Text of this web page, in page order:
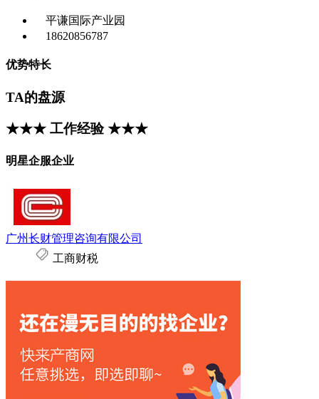
平谦国际产业园
18620856787
优势特长
TA的盘源
★★★ 工作经验 ★★★
明星企服企业
广州长财管理咨询有限公司
工商财税